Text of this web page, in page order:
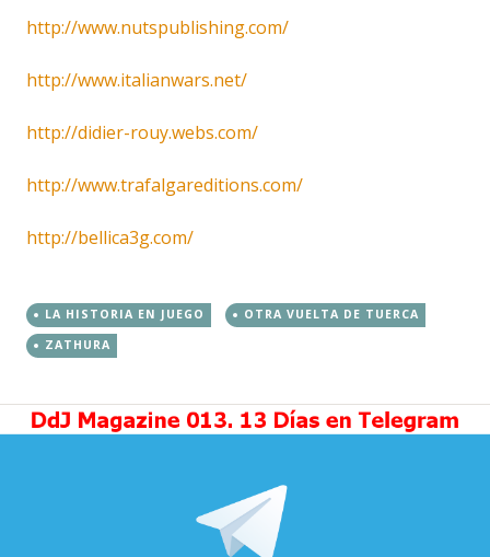
http://www.nutspublishing.com/
http://www.italianwars.net/
http://didier-rouy.webs.com/
http://www.trafalgareditions.com/
http://bellica3g.com/
LA HISTORIA EN JUEGO
OTRA VUELTA DE TUERCA
ZATHURA